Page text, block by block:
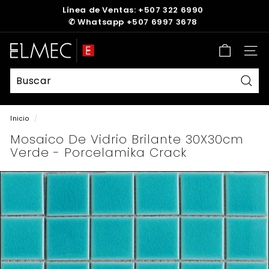
diapositivas
pausa
Línea de Ventas: +507 322 6990
✆ Whatsapp +507 6997 3678
E
L
M
E
C
Inicio /
Mosaico De Vidrio Brilante 30X30cm
Verde - Porcelamika Crack